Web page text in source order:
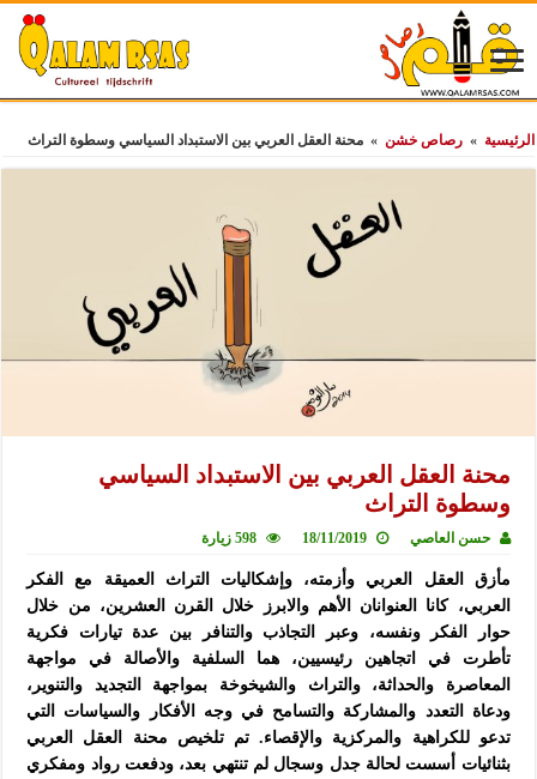
الرئيسية » رصاص خشن » محنة العقل العربي بين الاستبداد السياسي وسطوة التراث
محنة العقل العربي بين الاستبداد السياسي
وسطوة التراث
حسن العاصي 18/11/2019 598 زيارة
مأزق العقل العربي وأزمته، وإشكاليات التراث العميقة مع الفكر
العربي، كانا العنوانان الأهم والابرز خلال القرن العشرين، من خلال
حوار الفكر ونفسه، وعبر التجاذب والتنافر بين عدة تيارات فكرية
تأطرت في اتجاهين رئيسيين، هما السلفية والأصالة في مواجهة
المعاصرة والحداثة، والتراث والشيخوخة بمواجهة التجديد والتنوير،
ودعاة التعدد والمشاركة والتسامح في وجه الأفكار والسياسات التي
تدعو للكراهية والمركزية والإقصاء. تم تلخيص محنة العقل العربي
بثنائيات أسست لحالة جدل وسجال لم تنتهي بعد، ودفعت رواد ومفكري